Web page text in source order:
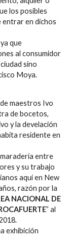
los posibles
en dichos
que
al consumidor
sino
Moya.
maestros Ivo
de bocetos,
y la develación
residente en
entre
y su trabajo
aquí en New
razón por la
NACIONAL DE
” al
exhibición